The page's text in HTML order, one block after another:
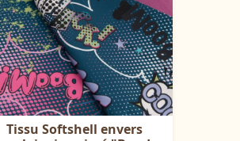
Tissu Softshell envers